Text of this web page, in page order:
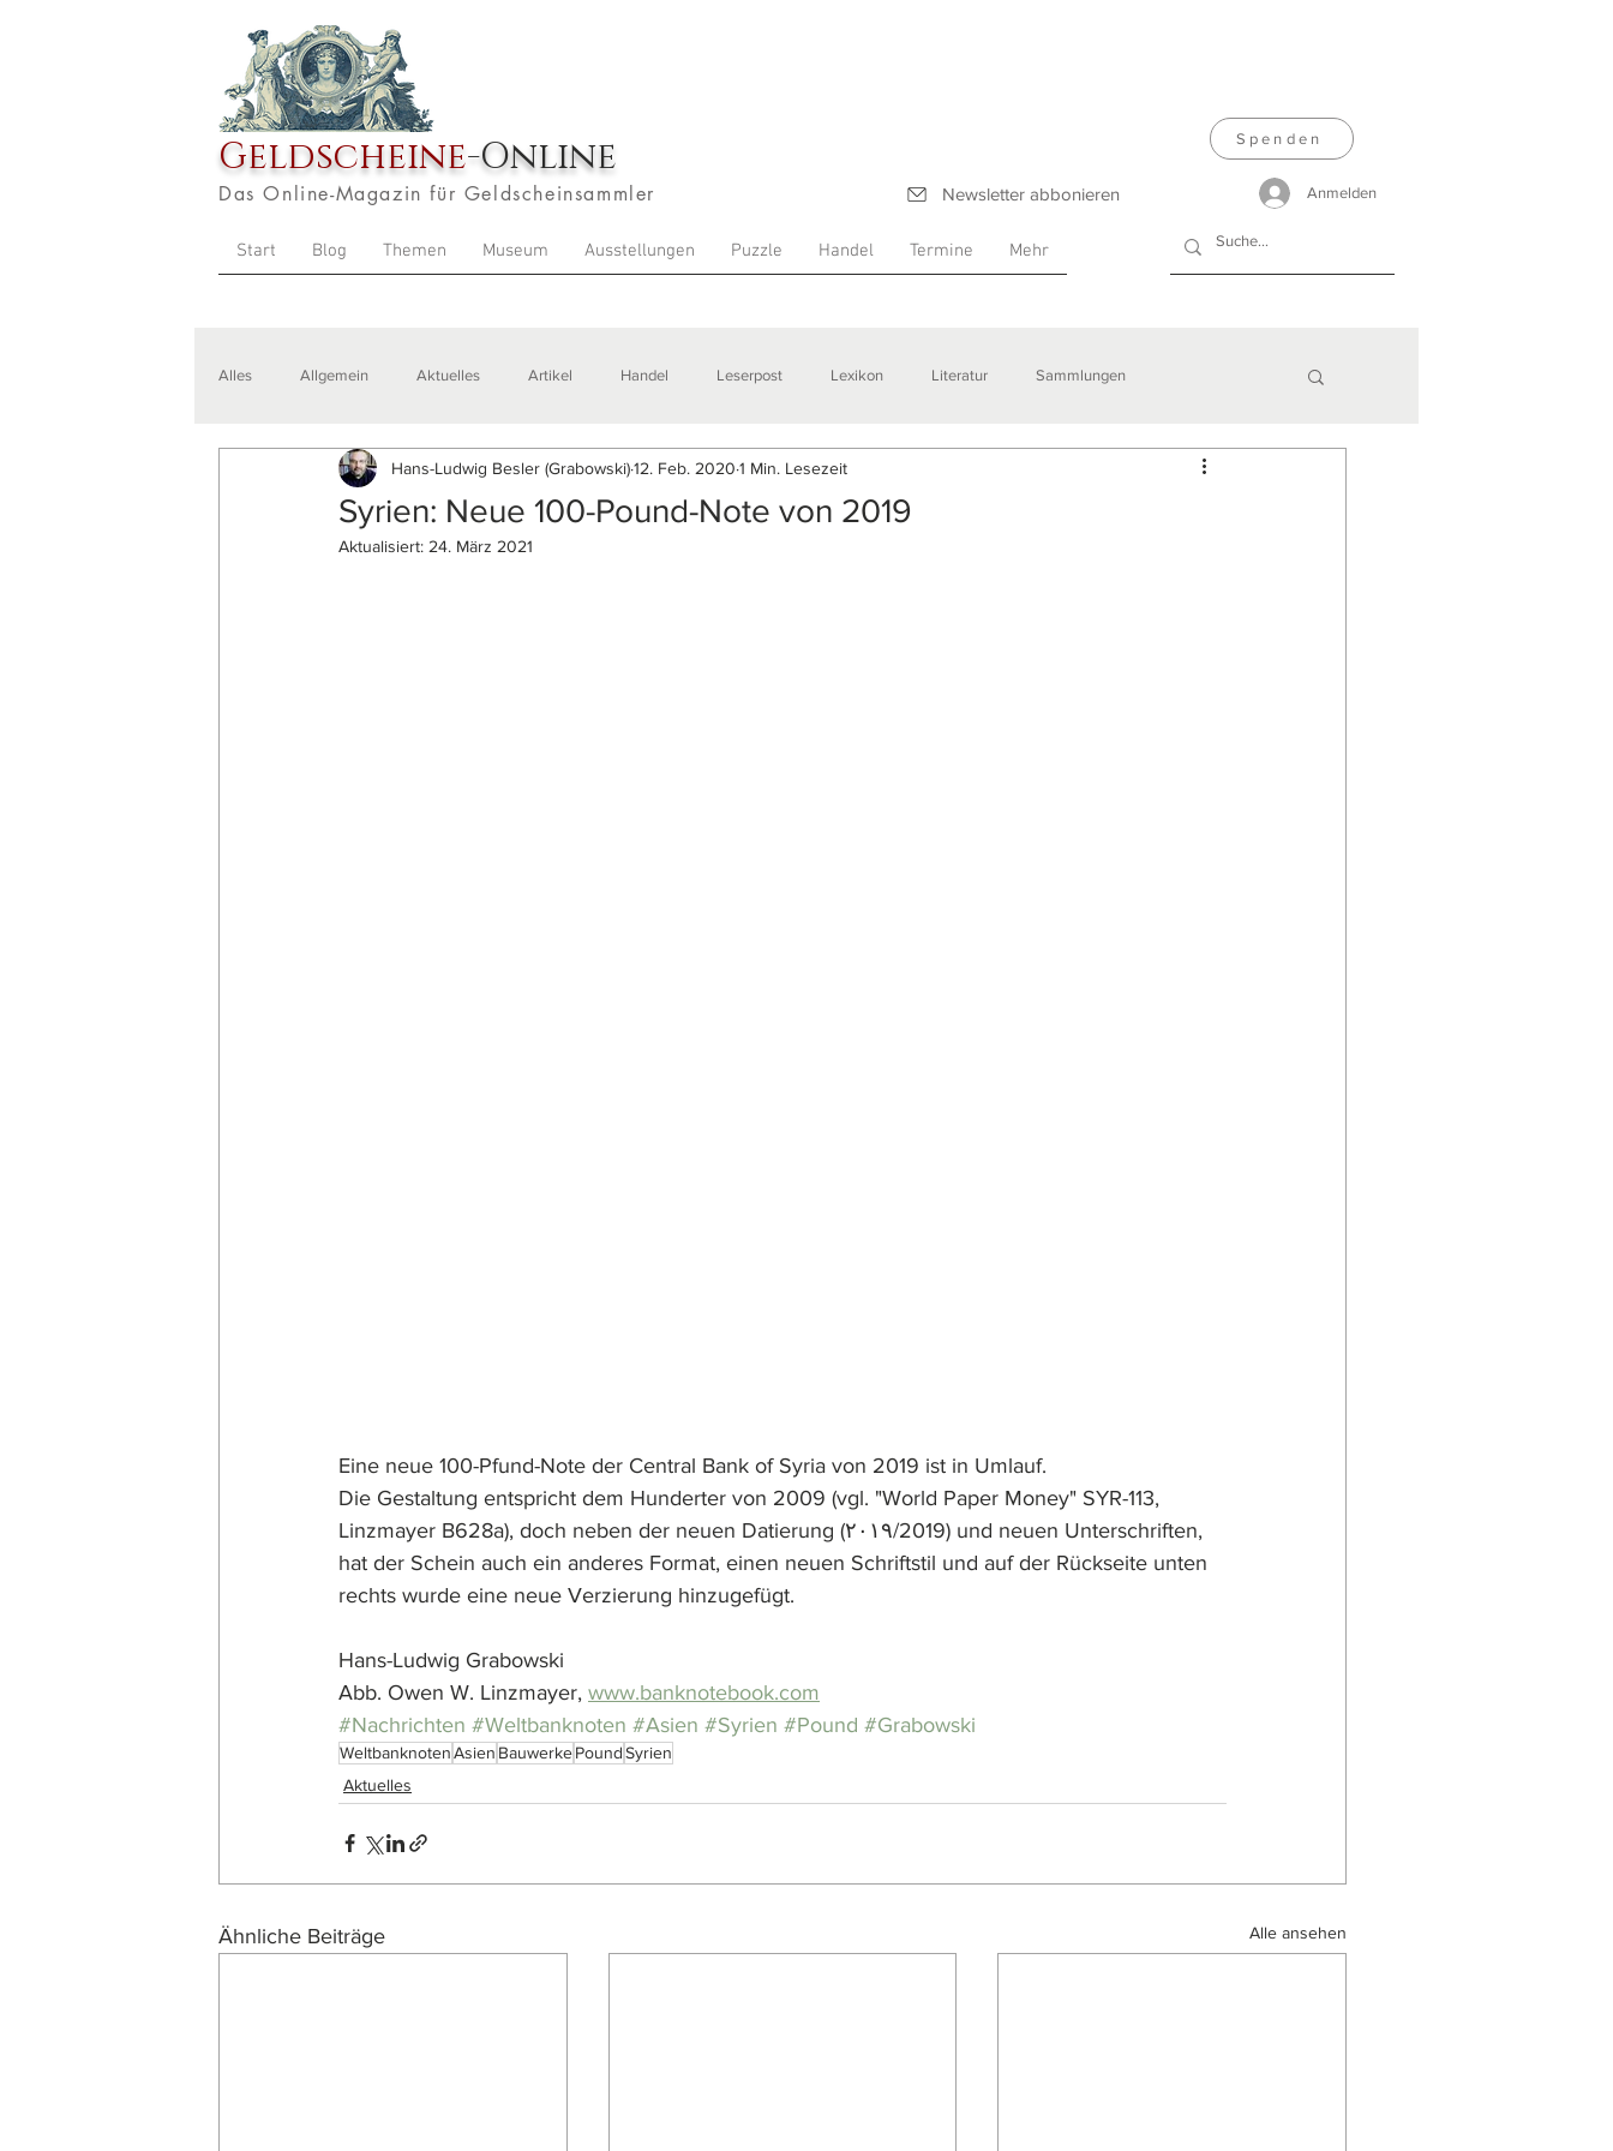
Geldscheine-Online
Das Online-Magazin für Geldscheinsammler Newsletter abbonieren
Start Blog Themen Museum Ausstellungen Puzzle Handel Termine Mehr
Spenden
Anmelden
Alles Allgemein Aktuelles Artikel Handel Leserpost Lexikon Literatur Sammlungen
Veranstaltungen Zitate Ausstellungen
Syrien: Neue 100-Pound-Note von 2019
Hans-Ludwig Besler (Grabowski)12. Feb. 2020 1 Min. Lesezeit
Aktualisiert: 24. März 2021
Eine neue 100-Pfund-Note der Central Bank of Syria von 2019 ist in Umlauf.
Die Gestaltung entspricht dem Hunderter von 2009 (vgl. "World Paper Money" SYR-113,
Linzmayer B628a), doch neben der neuen Datierung (٢٠١٩/2019) und neuen Unterschriften,
hat der Schein auch ein anderes Format, einen neuen Schriftstil und auf der Rückseite unten
rechts wurde eine neue Verzierung hinzugefügt.
Hans-Ludwig Grabowski
Abb. Owen W. Linzmayer, www.banknotebook.com
#Nachrichten #Weltbanknoten #Asien #Syrien #Pound #Grabowski
WeltbanknotenAsien BauwerkePoundSyrien
Aktuelles
Ähnliche Beiträge Alle ansehen